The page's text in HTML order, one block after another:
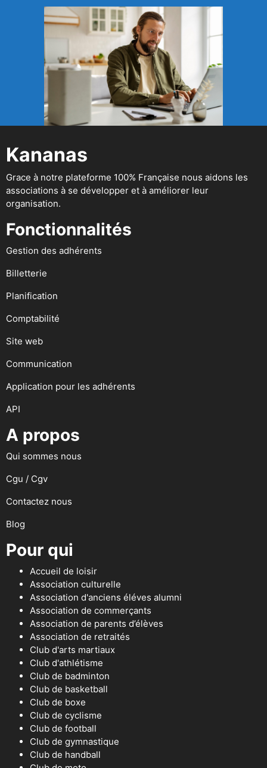
Kananas
Grace à notre plateforme 100% Française nous aidons les
associations à se développer et à améliorer leur
organisation.
Fonctionnalités
Gestion des adhérents
Billetterie
Planification
Comptabilité
Site web
Communication
Application pour les adhérents
API
A propos
Qui sommes nous
Cgu / Cgv
Contactez nous
Blog
Pour qui
Accueil de loisir
Association culturelle
Association d'anciens éléves alumni
Association de commerçants
Association de parents d’élèves
Association de retraités
Club d'arts martiaux
Club d'athlétisme
Club de badminton
Club de basketball
Club de boxe
Club de cyclisme
Club de football
Club de gymnastique
Club de handball